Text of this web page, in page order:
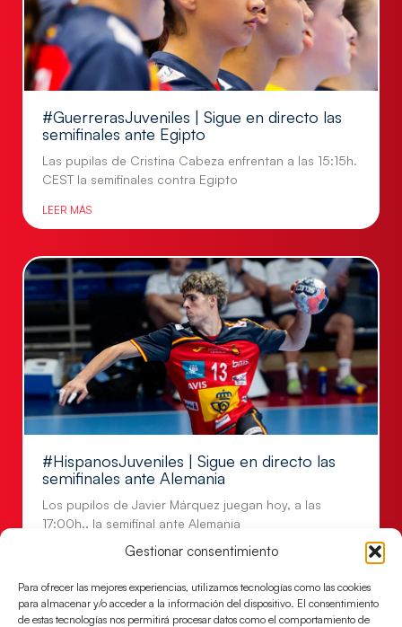
Gestionar consentimiento
Para ofrecer las mejores experiencias, utilizamos tecnologías como las cookies
para almacenar y/o acceder a la información del dispositivo. El consentimiento
de estas tecnologías nos permitirá procesar datos como el comportamiento de
#GuerrerasJuveniles | Sigue en directo las
semifinales ante Egipto
Las pupilas de Cristina Cabeza enfrentan a las 15:15h.
CEST la semifinales contra Egipto
LEER MÁS
#HispanosJuveniles | Sigue en directo las
semifinales ante Alemania
Los pupilos de Javier Márquez juegan hoy, a las
17:00h., la semifinal ante Alemania